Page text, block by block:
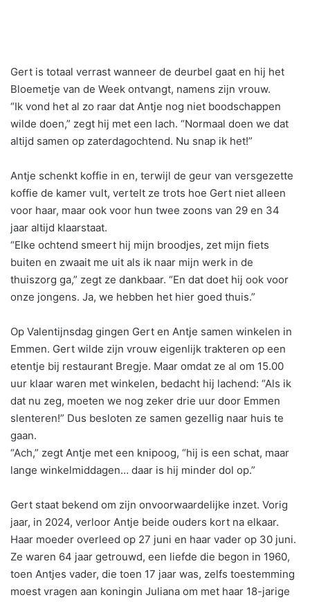
Gert is totaal verrast wanneer de deurbel gaat en hij het
Bloemetje van de Week ontvangt, namens zijn vrouw.
“Ik vond het al zo raar dat Antje nog niet boodschappen
wilde doen,” zegt hij met een lach. “Normaal doen we dat
altijd samen op zaterdagochtend. Nu snap ik het!”
Antje schenkt koffie in en, terwijl de geur van versgezette
koffie de kamer vult, vertelt ze trots hoe Gert niet alleen
voor haar, maar ook voor hun twee zoons van 29 en 34
jaar altijd klaarstaat.
“Elke ochtend smeert hij mijn broodjes, zet mijn fiets
buiten en zwaait me uit als ik naar mijn werk in de
thuiszorg ga,” zegt ze dankbaar. “En dat doet hij ook voor
onze jongens. Ja, we hebben het hier goed thuis.”
Op Valentijnsdag gingen Gert en Antje samen winkelen in
Emmen. Gert wilde zijn vrouw eigenlijk trakteren op een
etentje bij restaurant Bregje. Maar omdat ze al om 15.00
uur klaar waren met winkelen, bedacht hij lachend: “Als ik
dat nu zeg, moeten we nog zeker drie uur door Emmen
slenteren!” Dus besloten ze samen gezellig naar huis te
gaan.
“Ach,” zegt Antje met een knipoog, “hij is een schat, maar
lange winkelmiddagen… daar is hij minder dol op.”
Gert staat bekend om zijn onvoorwaardelijke inzet. Vorig
jaar, in 2024, verloor Antje beide ouders kort na elkaar.
Haar moeder overleed op 27 juni en haar vader op 30 juni.
Ze waren 64 jaar getrouwd, een liefde die begon in 1960,
toen Antjes vader, die toen 17 jaar was, zelfs toestemming
moest vragen aan koningin Juliana om met haar 18-jarige